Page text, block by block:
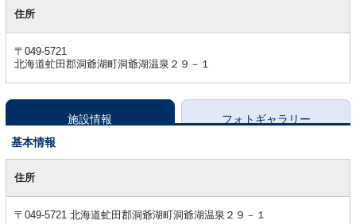
住所
〒049-5721
北海道虻田郡洞爺湖町洞爺湖温泉２９－１
施設情報
フォトギャラリー
基本情報
本住所
〒049-5721 北海道虻田郡洞爺湖町洞爺湖温泉２９－１